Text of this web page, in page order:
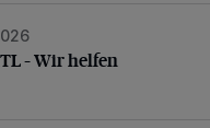
– Wir helfen Kindern“
– Wir helfen